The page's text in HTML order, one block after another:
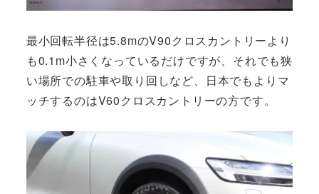
最小回転半径は5.8mのV90クロスカントリーより
も0.1m小さくなっているだけですが、それでも狭
い場所での駐車や取り回しなど、日本でもよりマ
ッチするのはV60クロスカントリーの方です。